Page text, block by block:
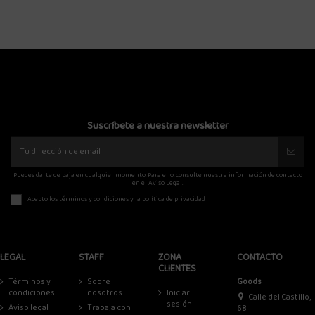
Suscríbete a nuestra newsletter
Puedes darte de baja en cualquier momento. Para ello, consulte nuestra información de contacto
en el Aviso Legal.
Acepto lostérminos y condicionesy la política de privacidad
LEGAL
Términos y
condiciones
Aviso legal
STAFF
Sobre
nosotros
Trabaja con
ZONA
CLIENTES
Iniciar
sesión
CONTACTO
Goods
Calle del Castillo,
68